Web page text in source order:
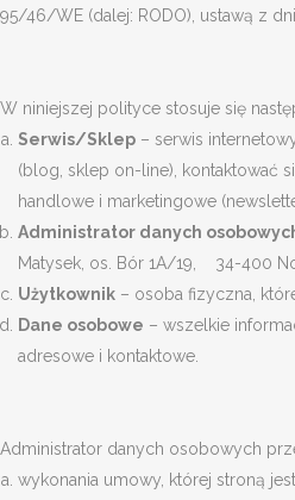
95/46/WE (dalej: RODO), ustawą z
W niniejszej polityce stosuje się
Serwis/Sklep – serwis
(blog, sklep on-line), kontaktować
handlowe i marketingowe
Administrator danych
Matysek, os. Bór 1A/19, 34-400
Użytkownik – osoba fizyczna,
Dane osobowe – wszelkie
adresowe i kontaktowe.
Administrator danych osobowych
wykonania umowy, której stroną